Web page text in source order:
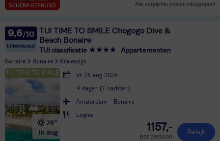
SCHERP GEPRIJSD Alle verplichte kosten inbegrepen!
9,6
Uitstekend
TUI TIME TO SMILE Chogogo Dive &
Beach Bonaire
TUI classificatie Appartementen
Bonaire Bonaire Kralendijk
28°
in aug
Vr 28 aug 2026
9 dagen (7 nachten)
Amsterdam - Bonaire
Logies
1157,-
per persoon
Bekijk